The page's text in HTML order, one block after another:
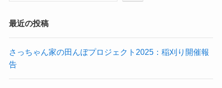
最近の投稿
さっちゃん家の田んぼプロジェクト2025：稲刈り開催報
告